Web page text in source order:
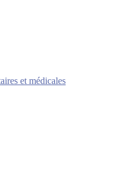
et médicales